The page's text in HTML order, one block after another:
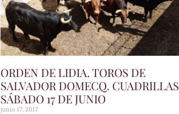
ORDEN DE LIDIA. TOROS DE
SALVADOR DOMECQ. CUADRILLAS
SÁBADO 17 DE JUNIO
junio 17, 2017